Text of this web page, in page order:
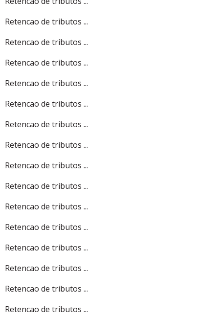
Retencao de tributos ...
Retencao de tributos ...
Retencao de tributos ...
Retencao de tributos ...
Retencao de tributos ...
Retencao de tributos ...
Retencao de tributos ...
Retencao de tributos ...
Retencao de tributos ...
Retencao de tributos ...
Retencao de tributos ...
Retencao de tributos ...
Retencao de tributos ...
Retencao de tributos ...
Retencao de tributos ...